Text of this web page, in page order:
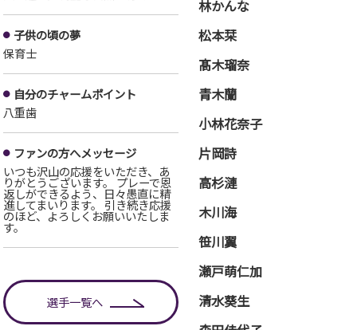
子供の頃の夢
保育士
自分のチャームポイント
八重歯
ファンの方へメッセージ
いつも沢山の応援をいただき、あ
りがとうございます。 プレーで恩
返しができるよう、日々愚直に精
進してまいります。 引き続き応援
のほど、よろしくお願いいたしま
す。
選手一覧へ
林かんな
松本栞
髙木瑠奈
青木蘭
小林花奈子
片岡詩
高杉漣
木川海
笹川翼
瀬戸萌仁加
清水葵生